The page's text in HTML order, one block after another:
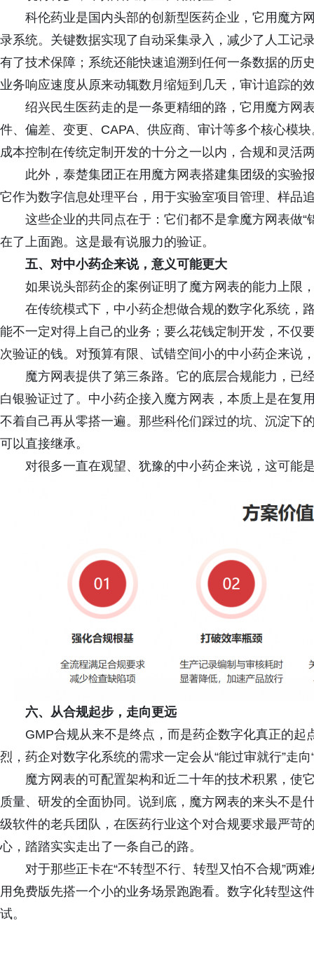
科伦药业是国内头部的创新型医药企业，它用魔方
录系统。关键数据实现了自动采集录入，减少了人工记
有了技术保障；系统还能快速追溯到任何一条数据的历
业务响应速度从原来动辄数月缩短到几天，审计追踪的
绍兴民生医药走的是一条更精细的路，它用魔方网
件、偏差、变更、CAPA、供应商、审计等多个核心模
成本控制在传统定制开发的十分之一以内，合规和灵活
此外，泰楚集团正在用魔方网表搭建集团级的实验
它作为数字信息处理平台，用于实验室项目管理、样品
这些企业的共同点在于：它们都不是拿魔方网表做
在了上面跑。这是最有说服力的验证。
五、对中小药企来说，意义可能更大
如果说头部药企的案例证明了魔方网表的能力上限
在传统模式下，中小药企想做合规的数字化系统，
能不一定对得上自己的业务；要么花钱定制开发，不仅
次验证的钱。对预算有限、试错空间小的中小药企来说
魔方网表提供了第三条路。它的底层合规能力，已
白银验证过了。中小药企接入魔方网表，本质上是在复
不着自己再从零搭一遍。那些科伦们踩过的坑、沉淀下
可以直接继承。
对很多一直在观望、犹豫的中小药企来说，这可能
六、从合规起步，走向更远
GMP合规从来不是终点，而是药企数字化真正的
烈，药企对数字化系统的需求一定会从“能过审就行”走
魔方网表的可配置架构和近二十年的技术积累，使
质量、研发的全面协同。说到底，魔方网表的来头不是
级软件的老兵团队，在医药行业这个对合规要求最严苛
心，踏踏实实走出了一条自己的路。
对于那些正卡在“不转型不行、转型又怕不合规”两
用免费版先搭一个小的业务场景跑跑看。数字化转型这
试。